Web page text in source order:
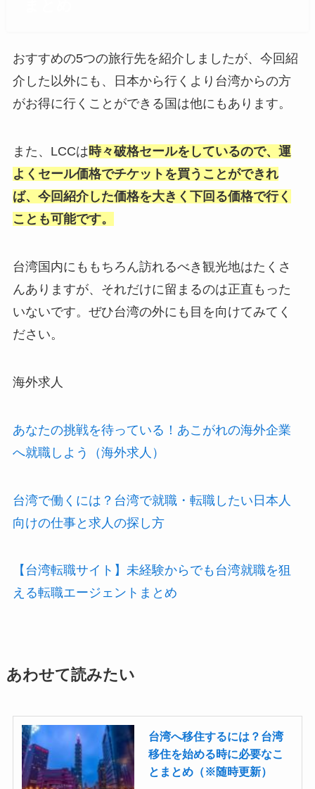
おすすめの5つの旅行先を紹介しましたが、今回紹
介した以外にも、日本から行くより台湾からの方
がお得に行くことができる国は他にもあります。
また、LCCは時々破格セールをしているので、運
よくセール価格でチケットを買うことができれ
ば、 今回紹介した価格を大きく下回る価格で行く
ことも可能です。
台湾国内にももちろん訪れるべき観光地はたくさ
んありますが、それだけに留まるのは正直もった
いないです。ぜひ台湾の外にも目を向けてみてく
ださい。
海外求人
あなたの挑戦を待っている！あこがれの海外企業
へ就職しよう（海外求人）
台湾で働くには？台湾で就職・転職したい日本人
向けの仕事と求人の探し方
【台湾転職サイト】未経験からでも台湾就職を狙
える転職エージェントまとめ
あわせて読みたい
台湾へ移住するには？台湾
移住を始める時に必要なこ
とまとめ（※随時更新）